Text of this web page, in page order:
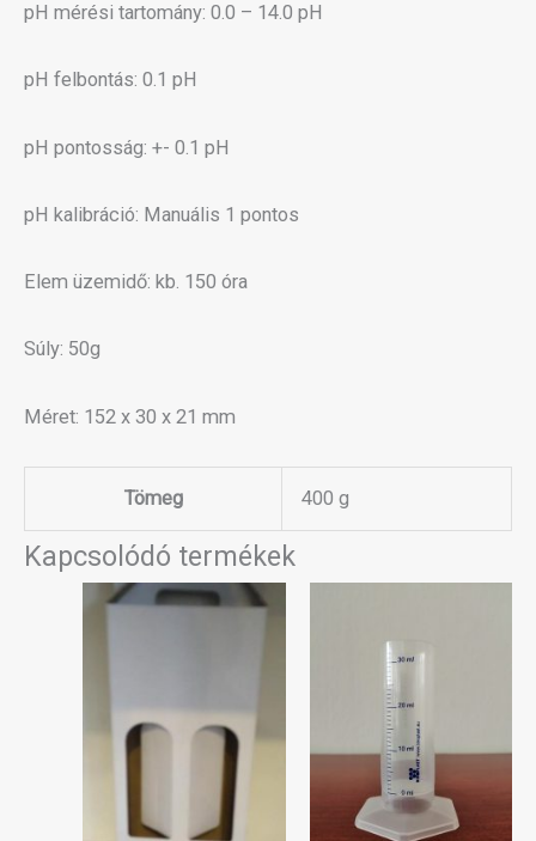
pH mérési tartomány: 0.0 – 14.0 pH
pH felbontás: 0.1 pH
pH pontosság: +- 0.1 pH
pH kalibráció: Manuális 1 pontos
Elem üzemidő: kb. 150 óra
Súly: 50g
Méret: 152 x 30 x 21 mm
Tömeg 400 g
Kapcsolódó termékek